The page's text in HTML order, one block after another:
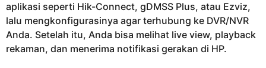
aplikasi seperti Hik-Connect, gDMSS Plus, atau Ezviz,
lalu mengkonfigurasinya agar terhubung ke DVR/NVR
Anda. Setelah itu, Anda bisa melihat live view, playback
rekaman, dan menerima notifikasi gerakan di HP.